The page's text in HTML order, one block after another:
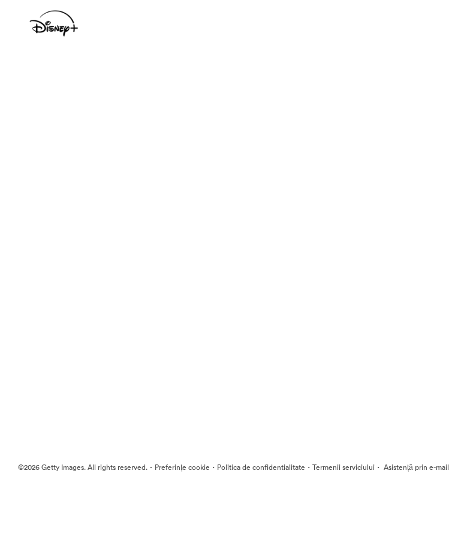
©2026 Getty Images. All rights reserved. · Preferințe cookie · Politica de confidentialitate · Termenii serviciului · Asistență prin e-mail